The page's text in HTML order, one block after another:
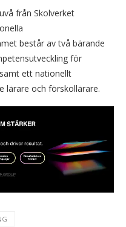
från Skolverket
består av två bärande
för
ett nationellt
lärare och förskollärare.